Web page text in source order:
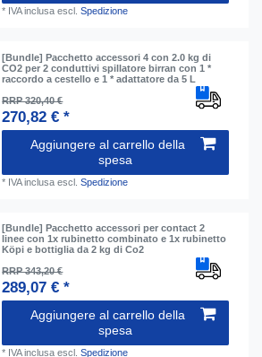
* IVA inclusa escl.Spedizione
[Bundle] Pacchetto accessori 4 con 2.0 kg di
CO2 per 2 conduttivi spillatore birran con 1 *
raccordo a cestello e 1 * adattatore da 5 L
RRP 320,40 €
270,82 € *
Aggiungere al carrello della
spesa
* IVA inclusa escl.Spedizione
[Bundle] Pacchetto accessori per contact 2
linee con 1x rubinetto combinato e 1x rubinetto
Köpi e bottiglia da 2 kg di Co2
RRP 343,20 €
289,07 € *
Aggiungere al carrello della
spesa
* IVA inclusa escl.Spedizione